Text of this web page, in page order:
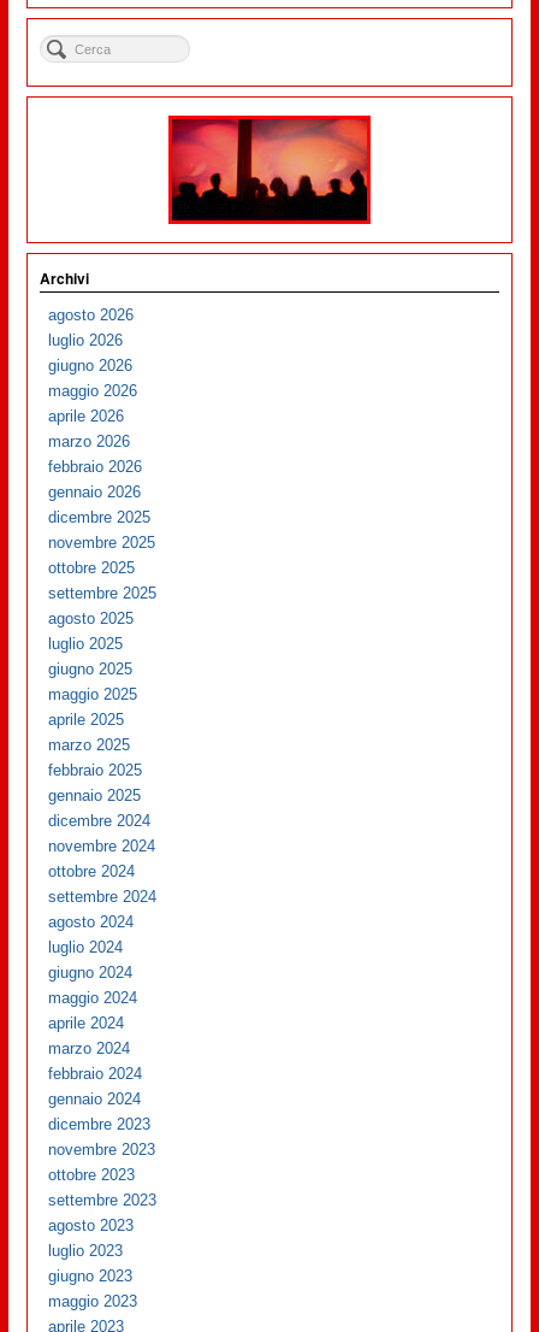
Archivi
agosto 2026
luglio 2026
giugno 2026
maggio 2026
aprile 2026
marzo 2026
febbraio 2026
gennaio 2026
dicembre 2025
novembre 2025
ottobre 2025
settembre 2025
agosto 2025
luglio 2025
giugno 2025
maggio 2025
aprile 2025
marzo 2025
febbraio 2025
gennaio 2025
dicembre 2024
novembre 2024
ottobre 2024
settembre 2024
agosto 2024
luglio 2024
giugno 2024
maggio 2024
aprile 2024
marzo 2024
febbraio 2024
gennaio 2024
dicembre 2023
novembre 2023
ottobre 2023
settembre 2023
agosto 2023
luglio 2023
giugno 2023
maggio 2023
aprile 2023